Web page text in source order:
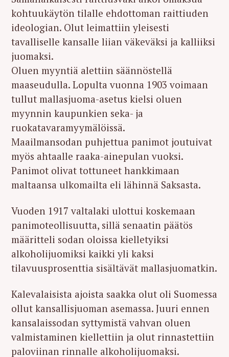
kohtuukäytön tilalle ehdottoman raittiuden
ideologian. Olut leimattiin yleisesti
tavalliselle kansalle liian väkeväksi ja kalliiksi
juomaksi.
Oluen myyntiä alettiin säännöstellä
maaseudulla. Lopulta vuonna 1903 voimaan
tullut mallasjuoma-asetus kielsi oluen
myynnin kaupunkien seka- ja
ruokatavaramyymälöissä.
Maailmansodan puhjettua panimot joutuivat
myös ahtaalle raaka-ainepulan vuoksi.
Panimot olivat tottuneet hankkimaan
maltaansa ulkomailta eli lähinnä Saksasta.
Vuoden 1917 valtalaki ulottui koskemaan
panimoteollisuutta, sillä senaatin päätös
määritteli sodan oloissa kielletyiksi
alkoholijuomiksi kaikki yli kaksi
tilavuusprosenttia sisältävät mallasjuomatkin.
Kalevalaisista ajoista saakka olut oli Suomessa
ollut kansallisjuoman asemassa. Juuri ennen
kansalaissodan syttymistä vahvan oluen
valmistaminen kiellettiin ja olut rinnastettiin
paloviinan rinnalle alkoholijuomaksi.